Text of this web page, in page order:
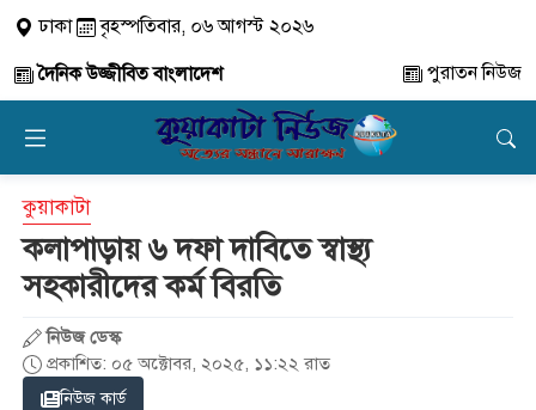
ঢাকা
বৃহস্পতিবার, ০৬ আগস্ট ২০২৬
দৈনিক উজ্জীবিত বাংলাদেশ
পুরাতন নিউজ
কুয়াকাটা
কলাপাড়ায় ৬ দফা দাবিতে স্বাস্থ্য
সহকারীদের কর্ম বিরতি
নিউজ ডেস্ক
প্রকাশিত: ০৫ অক্টোবর, ২০২৫, ১১:২২ রাত
নিউজ কার্ড